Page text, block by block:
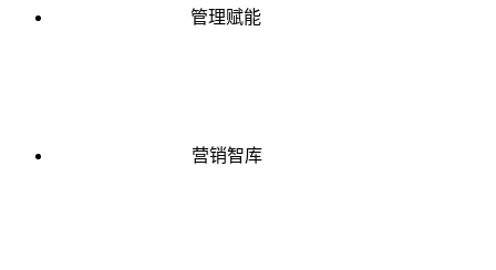
管理赋能
营销智库